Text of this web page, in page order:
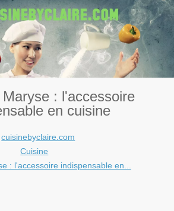
: l'accessoire
en cuisine
cuisinebyclaire.com
Cuisine
: l'accessoire indispensable en...